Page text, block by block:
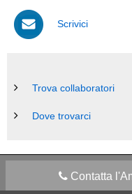
Scrivici
Trova collaboratori
Dove trovarci
Contatta